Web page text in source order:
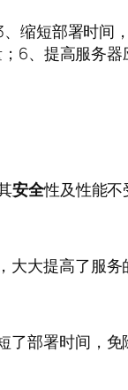
缩短部署时间
6、提高服务
安全性及性能不
大提高了服务
了部署时间，